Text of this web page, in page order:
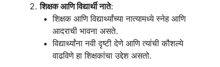
शिक्षक आणि विद्यार्थी नाते:
शिक्षक आणि विद्यार्थ्यांच्या नात्यामध्ये स्नेह आणि
आदराची भावना असते.
विद्यार्थ्यांना नवी दृष्टी देणे आणि त्यांची कौशल्ये
वाढविणे हा शिक्षकांचा उद्देश असतो.